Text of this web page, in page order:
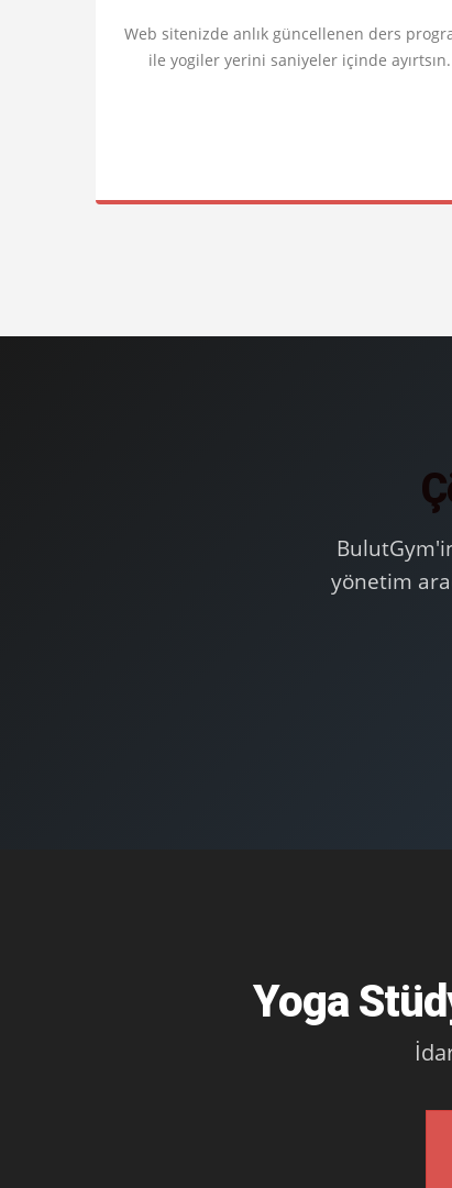
Web sitenizde anlık güncellenen ders
ile yogiler yerini saniyeler içinde ayırtsın.
yönetim
Yoga